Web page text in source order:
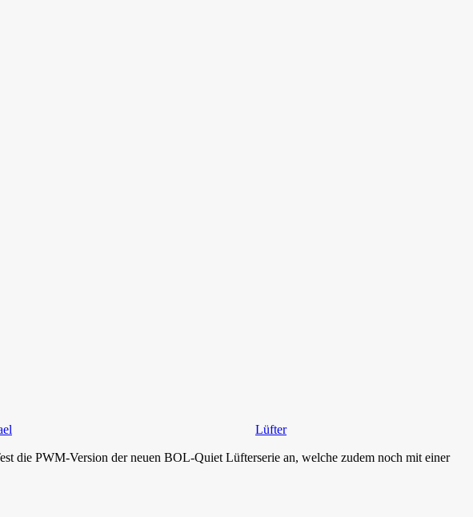
Lüfter
die PWM-Version der neuen BOL-Quiet Lüfterserie an, welche zudem noch mit einer